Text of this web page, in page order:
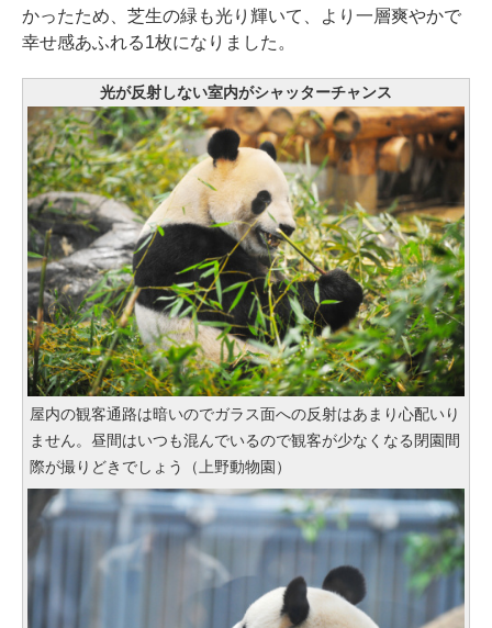
かったため、芝生の緑も光り輝いて、より一層爽やかで
幸せ感あふれる1枚になりました。
光が反射しない室内がシャッターチャンス
屋内の観客通路は暗いのでガラス面への反射はあまり心配いり
ません。昼間はいつも混んでいるので観客が少なくなる閉園間
際が撮りどきでしょう（上野動物園）